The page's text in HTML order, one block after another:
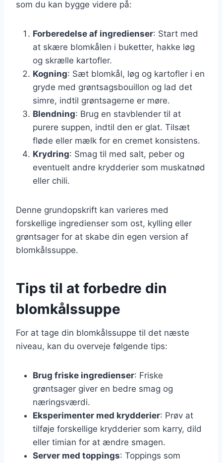
som du kan bygge videre på:
Forberedelse af ingredienser: Start med
at skære blomkålen i buketter, hakke løg
og skrælle kartofler.
Kogning: Sæt blomkål, løg og kartofler i en
gryde med grøntsagsbouillon og lad det
simre, indtil grøntsagerne er møre.
Blendning: Brug en stavblender til at
purere suppen, indtil den er glat. Tilsæt
fløde eller mælk for en cremet konsistens.
Krydring: Smag til med salt, peber og
eventuelt andre krydderier som muskatnød
eller chili.
Denne grundopskrift kan varieres med
forskellige ingredienser som ost, kylling eller
grøntsager for at skabe din egen version af
blomkålssuppe.
Tips til at forbedre din
blomkålssuppe
For at tage din blomkålssuppe til det næste
niveau, kan du overveje følgende tips:
Brug friske ingredienser: Friske
grøntsager giver en bedre smag og
næringsværdi.
Eksperimenter med krydderier: Prøv at
tilføje forskellige krydderier som karry, dild
eller timian for at ændre smagen.
Server med toppings: Toppings som